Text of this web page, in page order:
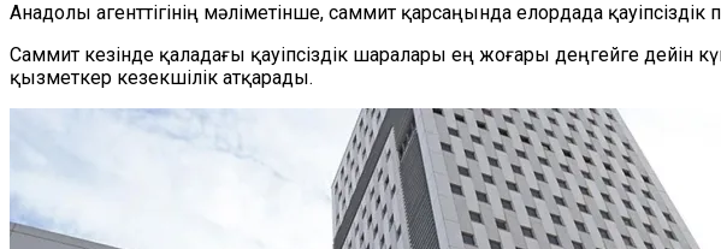
Анадолы агенттігінің мәліметінше, саммит қарсаңында елордада
Саммит кезінде қаладағы қауіпсіздік шаралары ең жоғары деңгейге
қызметкер кезекшілік атқарады.